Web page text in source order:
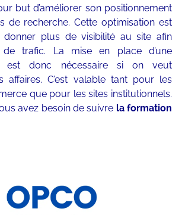
but d’améliorer son positionnement
de recherche. Cette optimisation est
donner plus de visibilité au site afin
de trafic. La mise en place d’une
est donc nécessaire si on veut
affaires. C’est valable tant pour les
que pour les sites institutionnels.
avez besoin de suivre la formation